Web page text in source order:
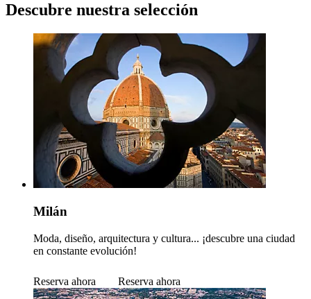
Descubre nuestra selección
Milán
Moda, diseño, arquitectura y cultura... ¡descubre una ciudad
en constante evolución!
Reserva ahora Reserva ahora